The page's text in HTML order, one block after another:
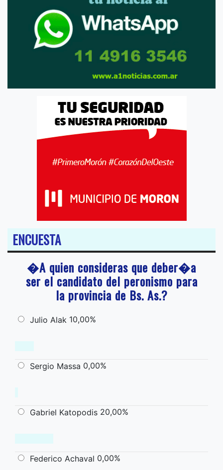
ENCUESTA
�A quien consideras que deber�a
ser el candidato del peronismo para
la provincia de Bs. As.?
Julio Alak 10,00%
Sergio Massa 0,00%
Gabriel Katopodis 20,00%
Federico Achaval 0,00%